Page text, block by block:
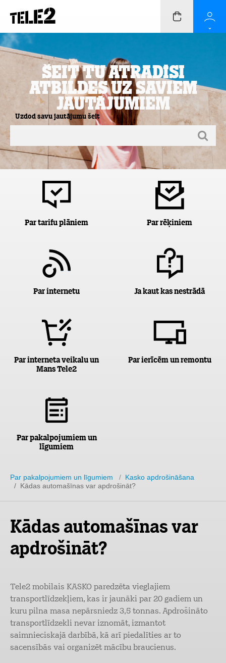
Šeit Tu atradīsi
atbildes uz saviem
jautājumiem
Uzdod savu jautājumu šeit
Par tarifu plāniem Par rēķiniem
Par internetu Ja kaut kas nestrādā
Par interneta veikalu un
Mans Tele2
Par ierīcēm un remontu
Par pakalpojumiem un
līgumiem
Par pakalpojumiem un līgumiem / Kasko apdrošināšana
/ Kādas automašīnas var apdrošināt?
Kādas automašīnas var
apdrošināt?
Tele2 mobilais KASKO paredzēta vieglajiem
transportlīdzekļiem, kas ir jaunāki par 20 gadiem un
kuru pilna masa nepārsniedz 3,5 tonnas. Apdrošināto
transportlīdzekli nevar iznomāt, izmantot
saimnieciskajā darbībā, kā arī piedalīties ar to
sacensībās vai organizēt mācību braucienus.